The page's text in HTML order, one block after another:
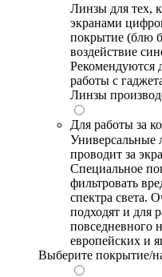
Линзы для тех,
экранами
покрытие (блю
воздействие
Рекомендуются
работы с
Линзы
Для работы за
Универсальные
проводит за
Специальное
фильтровать
спектра света.
подходят и для
повседневного
европейских и
Выберите покрытие/